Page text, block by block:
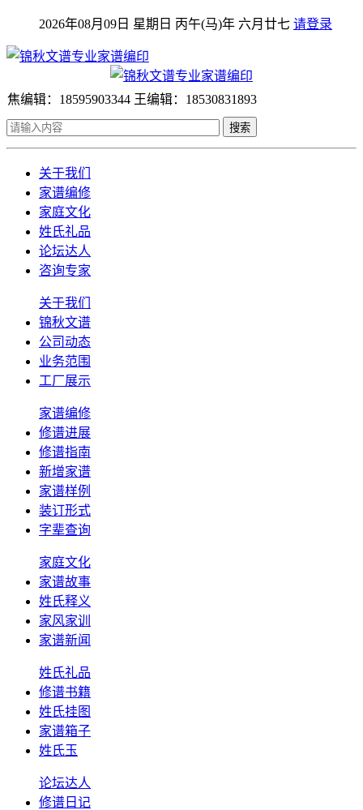
2026年08月09日 星期日 丙午(马)年 六月廿七 请登录
焦编辑：18595903344 王编辑：18530831893
搜索
关于我们
家谱编修
家庭文化
姓氏礼品
论坛达人
咨询专家
关于我们
锦秋文谱
公司动态
业务范围
工厂展示
家谱编修
修谱进展
修谱指南
新增家谱
家谱样例
装订形式
字辈查询
家庭文化
家谱故事
姓氏释义
家风家训
家谱新闻
姓氏礼品
修谱书籍
姓氏挂图
家谱箱子
姓氏玉
论坛达人
修谱日记